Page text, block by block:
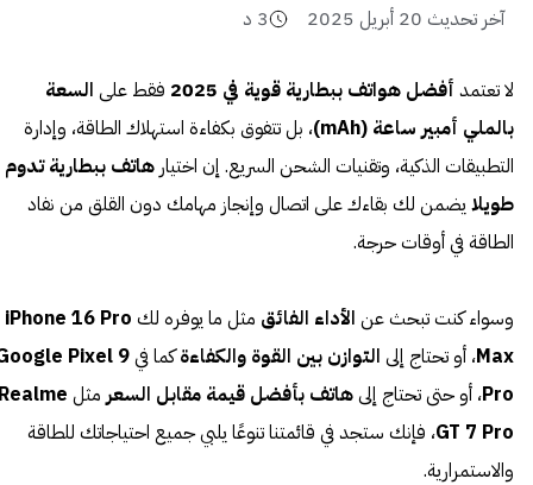
آخر تحديث 20 أبريل 2025 3 د
لا تعتمد أفضل هواتف ببطارية قوية في 2025 فقط على السعة
بالملي أمبير ساعة (mAh)
، بل تتفوق بكفاءة استهلاك الطاقة، وإدارة
التطبيقات الذكية، وتقنيات الشحن السريع. إن اختيار هاتف ببطارية تدوم
طويلا يضمن لك بقاءك على اتصال وإنجاز مهامك دون القلق من نفاد
الطاقة في أوقات حرجة.
وسواء كنت تبحث عن الأداء الفائق مثل ما يوفره لك iPhone 16 Pro
Max، أو تحتاج إلى التوازن بين القوة والكفاءةكما فيPixel 9
Pro، أو حتى تحتاج إلىهاتف بأفضل قيمة مقابل السعرمثل
GT 7 Pro، فإنك ستجد في قائمتنا تنوعًا يلبي جميع احتياجاتك للطاقة
والاستمرارية.